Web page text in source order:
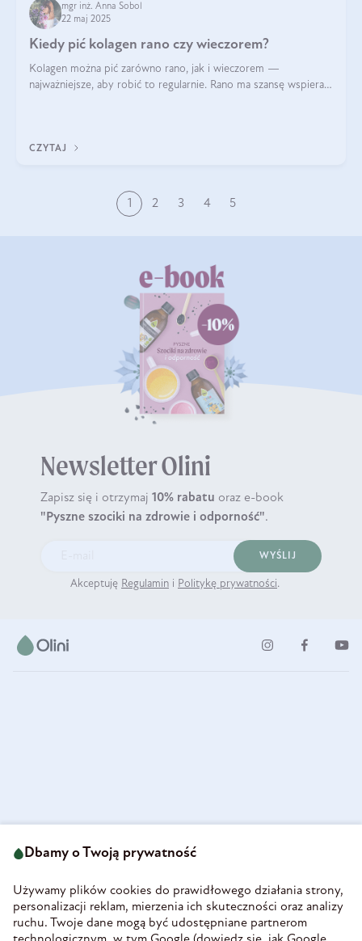
mgr inż. Anna Sobol
22 maj 2025
Kiedy pić kolagen rano czy wieczorem?
Kolagen można pić zarówno rano, jak i wieczorem —
najważniejsze, aby robić to regularnie. Rano ma szansę wspierać
CZYTAJ
1 2 3 4 5
Newsletter Olini
Zapisz się i otrzymaj 10% rabatu oraz e-book
"Pyszne szociki na zdrowie i odporność".
WYŚLIJ
Akceptuję Regulamin i Politykę prywatności.
58-160 Świebodzice
REGON 890213034
INFORMACJE
Dbamy o Twoją prywatność
Używamy plików cookies do prawidłowego działania strony,
personalizacji reklam, mierzenia ich skuteczności oraz analizy
ruchu. Twoje dane mogą być udostępniane partnerom